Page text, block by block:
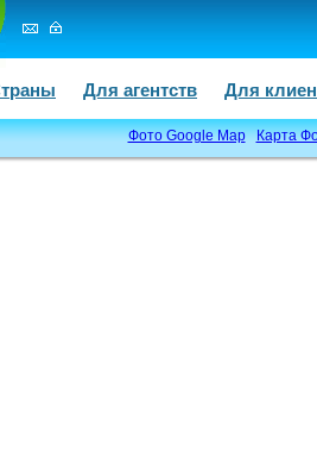
Для агентств Для
Фото Google Map Карта